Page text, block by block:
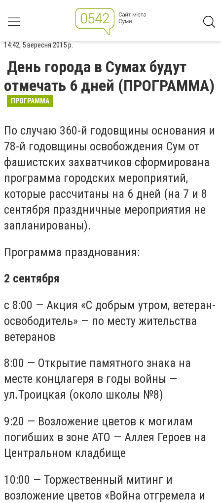
14:42, 5 вересня 2015 р.
День города в Сумах будут
отмечать 6 дней (ПРОГРАММА)
ПРОГРАММА
По случаю 360-й годовщины основания и
78-й годовщины освобождения Сум от
фашистских захватчиков сформирована
программа городских мероприятий,
которые рассчитаны на 6 дней (на 7 и 8
сентября праздничные мероприятия не
запланированы).
Программа празднования:
2 сентября
с 8:00 — Акция «С добрым утром, ветеран-
освободитель» — по месту жительства
ветеранов
8:00 — Открытие памятного знака на
месте концлагеря в годы войны —
ул.Троицкая (около школы №8)
9:20 — Возложение цветов к могилам
погибших в зоне АТО — Аллея Героев на
Центральном кладбище
10:00 — Торжественный митинг и
возложение цветов «Война отгремела и